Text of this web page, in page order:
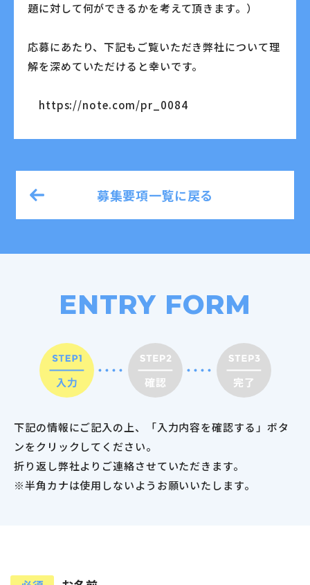
題に対して何ができるかを考えて頂きます。）
応募にあたり、下記もご覧いただき弊社について理
解を深めていただけると幸いです。
https://note.com/pr_0084
募集要項一覧に戻る
ENTRY FORM
下記の情報にご記入の上、「入力内容を確認する」ボタ
ンをクリックしてください。
折り返し弊社よりご連絡させていただきます。
※半角カナは使用しないようお願いいたします。